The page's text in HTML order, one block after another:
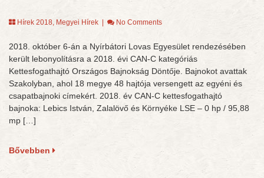
Hírek 2018, Megyei Hírek No Comments
2018. október 6-án a Nyírbátori Lovas Egyesület rendezésében
került lebonyolításra a 2018. évi CAN-C kategóriás
Kettesfogathajtó Országos Bajnokság Döntője. Bajnokot avattak
Szakolyban, ahol 18 megye 48 hajtója versengett az egyéni és
csapatbajnoki címekért. 2018. év CAN-C kettesfogathajtó
bajnoka: Lebics István, Zalalövő és Környéke LSE – 0 hp / 95,88
mp […]
Bővebben